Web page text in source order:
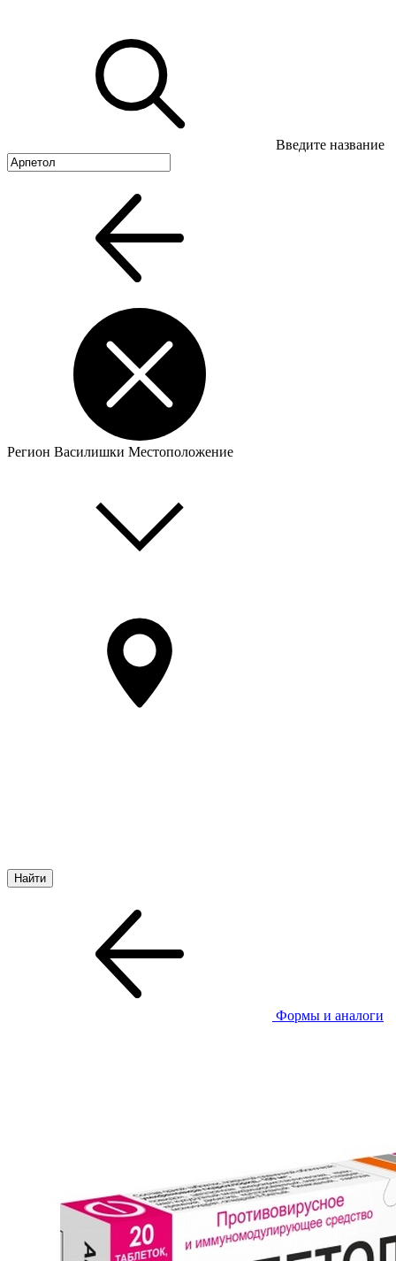
Введите название
Регион Василишки Местоположение
Формы и аналоги